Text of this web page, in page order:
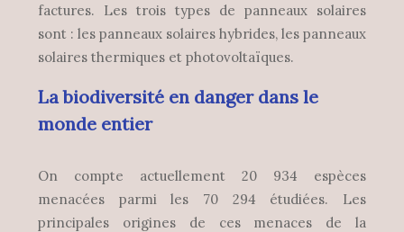
factures. Les trois types de panneaux solaires
sont : les panneaux solaires hybrides, les panneaux
solaires thermiques et photovoltaïques.
La biodiversité en danger dans le
monde entier
On compte actuellement 20 934 espèces
menacées parmi les 70 294 étudiées. Les
principales origines de ces menaces de la